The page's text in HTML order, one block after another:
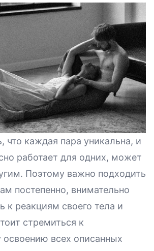
что каждая пара уникальна, и
работает для одних, может
Поэтому важно подходить
постепенно, внимательно
к реакциям своего тела и
стремиться к
всех описанных